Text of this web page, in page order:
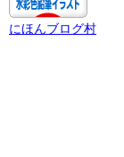
にほんブログ村